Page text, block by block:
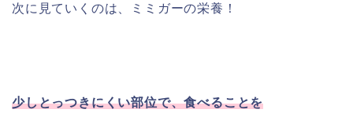
次に見ていくのは、ミミガーの栄養！
少しとっつきにくい部位で、食べることを